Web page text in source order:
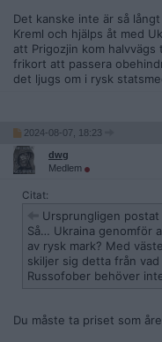
Det kanske inte är så
Kreml och hjälps åt med
att Prigozjin kom
frikort att passera
det ljugs om i rysk
2024-08-07, 18:23
dwg
Medlem
Citat:
Ursprungligen postat
Så… Ukraina genomför
av rysk mark? Med
skiljer sig detta från
Russofober behöver
Du måste ta priset som